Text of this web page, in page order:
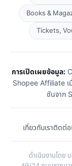
Books &
Tickets,
การเปิดเผยข้อมูล:
Shopee Affiliate เ
ชันจาก
เกี่ยวกับเราติดต่อ
ดำเนินงานโดย